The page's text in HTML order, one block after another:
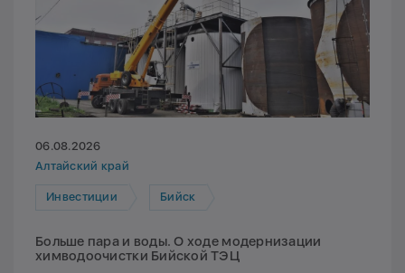
06.08.2026
Алтайский край
Инвестиции Бийск
Больше пара и воды. О ходе модернизации
химводоочистки Бийской ТЭЦ